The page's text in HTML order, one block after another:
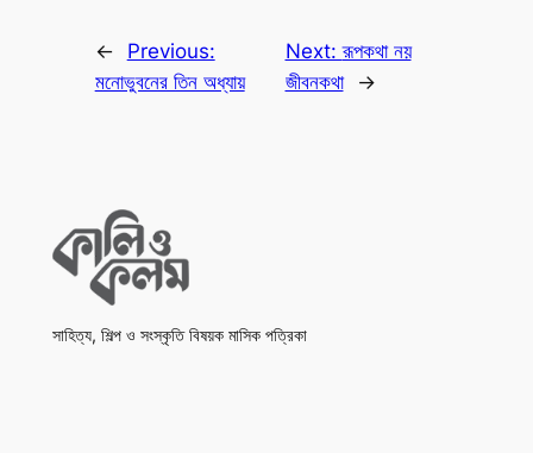
←
Previous:
মনোভুবনের তিন অধ্যায়
Next:রূপকথা নয়
জীবনকথা
→
সাহিত্য, শিল্প ও সংস্কৃতি বিষয়ক মাসিক পত্রিকা